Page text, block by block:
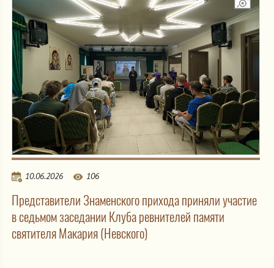
10.06.2026 106
Представители Знаменского прихода приняли участие
в седьмом заседании Клуба ревнителей памяти
святителя Макария (Невского)